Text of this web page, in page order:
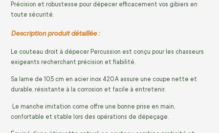
Précision et robustesse pour dépecer efficacement vos gibiers en
toute sécurité.
Description produit détaillée :
Le couteau droit à dépecer Percussion est conçu pour les chasseurs
exigeants recherchant précision et fiabilité.
Sa lame de 10,5 cm en acier inox 420 A assure une coupe nette et
durable, résistante à la corrosion et facile à entretenir.
Le manche imitation corne offre une bonne prise en main,
confortable et stable lors des opérations de dépeçage.